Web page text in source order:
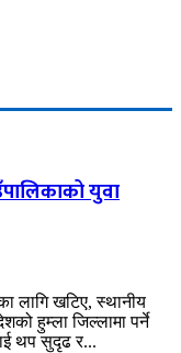
युवा
लागि खटिए, स्थानीय
हुम्ला जिल्लामा पर्ने
थप सुदृढ र...